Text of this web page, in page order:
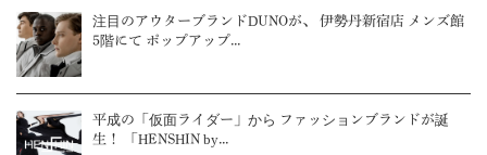
注目のアウターブランドDUNOが、 伊勢丹新宿店 メンズ館
5階にて ポップアップ...
平成の「仮面ライダー」から ファッションブランドが誕
生！ 「HENSHIN by...